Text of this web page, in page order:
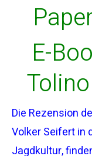
E-
Die Rezension
Volker Seifert in
Jagdkultur,